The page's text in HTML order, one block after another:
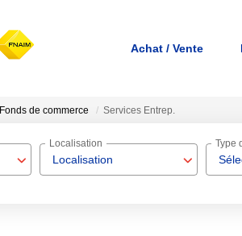
Achat / Vente
Fonds de commerce Services Entrep.
Localisation
Localisation Type